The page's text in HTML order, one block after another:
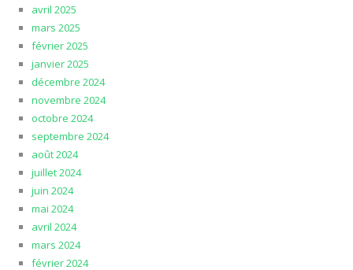
avril 2025
mars 2025
février 2025
janvier 2025
décembre 2024
novembre 2024
octobre 2024
septembre 2024
août 2024
juillet 2024
juin 2024
mai 2024
avril 2024
mars 2024
février 2024